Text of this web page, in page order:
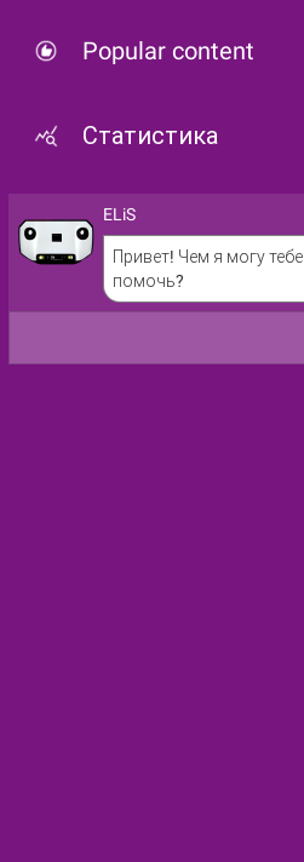
Popular content
Статистика
ELiS
Привет! Чем я могу тебе
помочь?